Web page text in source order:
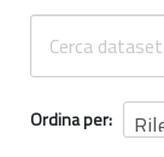
INFORMAZIONI
Ordina per